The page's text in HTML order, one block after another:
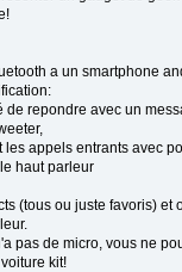
a un smartphone
de repondre avec un
les appels entrants avec
haut parleur
(tous ou juste favoris) et
pas de micro, vous ne
kit!